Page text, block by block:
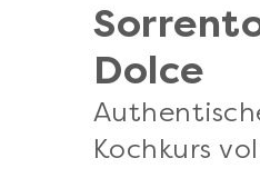
Dolce
Kochkurs